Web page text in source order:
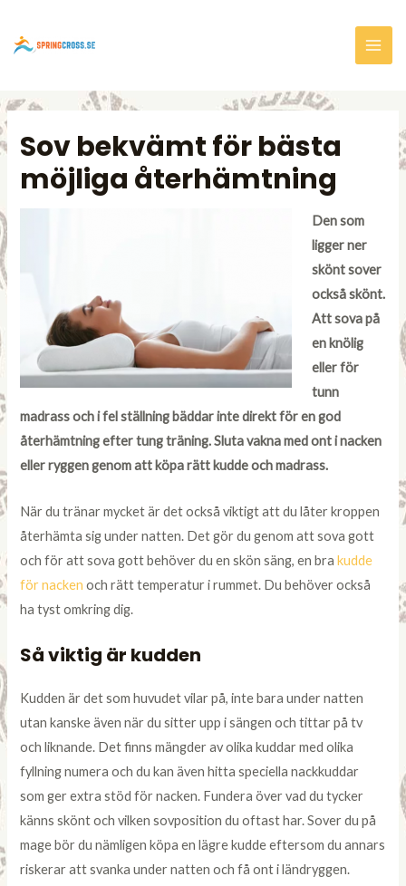
Sov bekvämt för bästa
möjliga återhämtning
Den som
ligger ner
skönt sover
också skönt.
Att sova på
en knölig
eller för
tunn
madrass och i fel ställning bäddar inte direkt för en god
återhämtning efter tung träning. Sluta vakna med ont i nacken
eller ryggen genom att köpa rätt kudde och madrass.
När du tränar mycket är det också viktigt att du låter kroppen
återhämta sig under natten. Det gör du genom att sova gott
och för att sova gott behöver du en skön säng, en brakudde
för nacken och rätt temperatur i rummet. Du behöver också
ha tyst omkring dig.
Så viktig är kudden
Kudden är det som huvudet vilar på, inte bara under natten
utan kanske även när du sitter upp i sängen och tittar på tv
och liknande. Det finns mängder av olika kuddar med olika
fyllning numera och du kan även hitta speciella nackkuddar
som ger extra stöd för nacken. Fundera över vad du tycker
känns skönt och vilken sovposition du oftast har. Sover du på
mage bör du nämligen köpa en lägre kudde eftersom du annars
riskerar att svanka under natten och få ont i ländryggen.